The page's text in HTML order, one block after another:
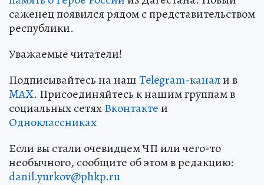
саженец появился рядом с представительством
республики.
Уважаемые читатели!
Подписывайтесь на нашTelegram-канали в
MAX. Присоединяйтесь к нашим группам в
социальных сетяхВконтактеи
Одноклассниках
Если вы стали очевидцем ЧП или чего-то
необычного, сообщите об этом в редакцию:
danil.yurkov@phkp.ru